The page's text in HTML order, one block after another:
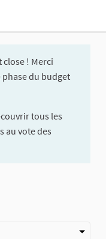
close ! Merci
du budget
tous les
au vote des